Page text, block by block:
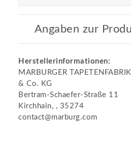
Angaben zur
Herstellerinformationen:
MARBURGER
& Co. KG
Bertram-Schaefer-Straße 11
Kirchhain, , 35274
contact@marburg.com